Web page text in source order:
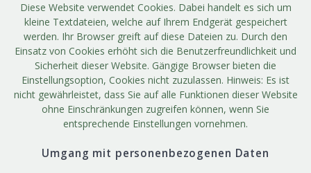
Diese Website verwendet Cookies. Dabei handelt es sich um
kleine Textdateien, welche auf Ihrem Endgerät gespeichert
werden. Ihr Browser greift auf diese Dateien zu. Durch den
Einsatz von Cookies erhöht sich die Benutzerfreundlichkeit und
Sicherheit dieser Website. Gängige Browser bieten die
Einstellungsoption, Cookies nicht zuzulassen. Hinweis: Es ist
nicht gewährleistet, dass Sie auf alle Funktionen dieser Website
ohne Einschränkungen zugreifen können, wenn Sie
entsprechende Einstellungen vornehmen.
Umgang mit personenbezogenen Daten